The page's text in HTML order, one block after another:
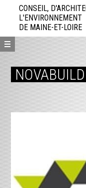
directement
contenu
CONSEIL,
L'ENVIRONNEMENT
DE MAINE-ET-LOIRE
NOVABUILD